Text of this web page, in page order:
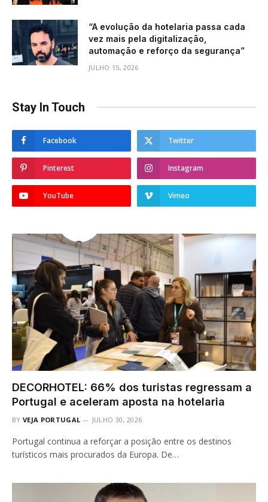
“A evolução da hotelaria passa cada
vez mais pela digitalização,
automação e reforço da segurança”
JULHO 15, 2026
Stay In Touch
Facebook Twitter
Pinterest Instagram
YouTube Vimeo
DECORHOTEL: 66% dos turistas regressam a
Portugal e aceleram aposta na hotelaria
BY VEJA PORTUGAL JULHO 30, 2026
Portugal continua a reforçar a posição entre os destinos
turísticos mais procurados da Europa. De…